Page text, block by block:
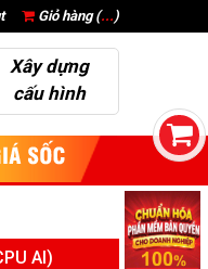
Giỏ hàng (...)
Xây dựng
cấu hình
AI)